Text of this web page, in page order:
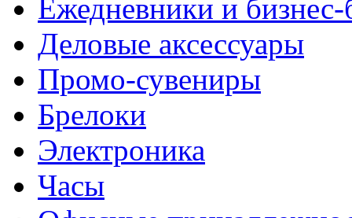
Ежедневники и
Деловые аксессуары
Промо-сувениры
Брелоки
Электроника
Часы